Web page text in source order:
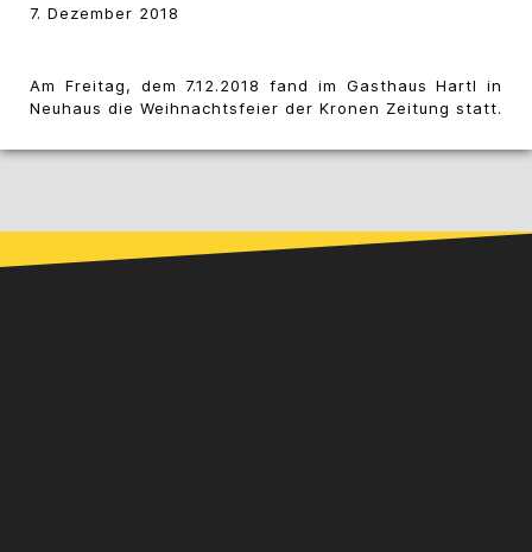
7. Dezember 2018
Am Freitag, dem 7.12.2018 fand im Gasthaus Hartl in
Neuhaus die Weihnachtsfeier der Kronen Zeitung statt.